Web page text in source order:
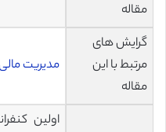
مقاله
گرایش های
مرتبط با این
مقاله
مدیریت
اولین